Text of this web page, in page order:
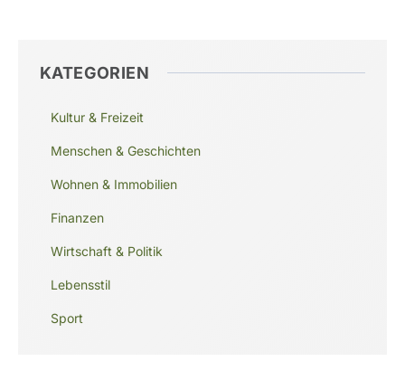
KATEGORIEN
Kultur & Freizeit
Menschen & Geschichten
Wohnen & Immobilien
Finanzen
Wirtschaft & Politik
Lebensstil
Sport